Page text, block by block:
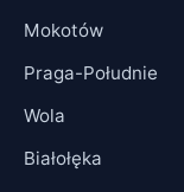
Mokotów
Praga-Południe
Wola
Białołęka